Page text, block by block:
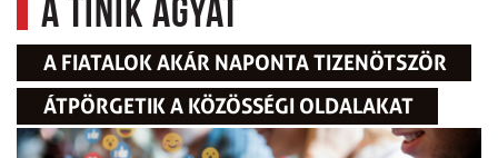
a tinik agyát
A FIATALOK AKÁR NAPONTA TIZENÖTSZÖR
ÁTPÖRGETIK A KÖZÖSSÉGI OLDALAKAT